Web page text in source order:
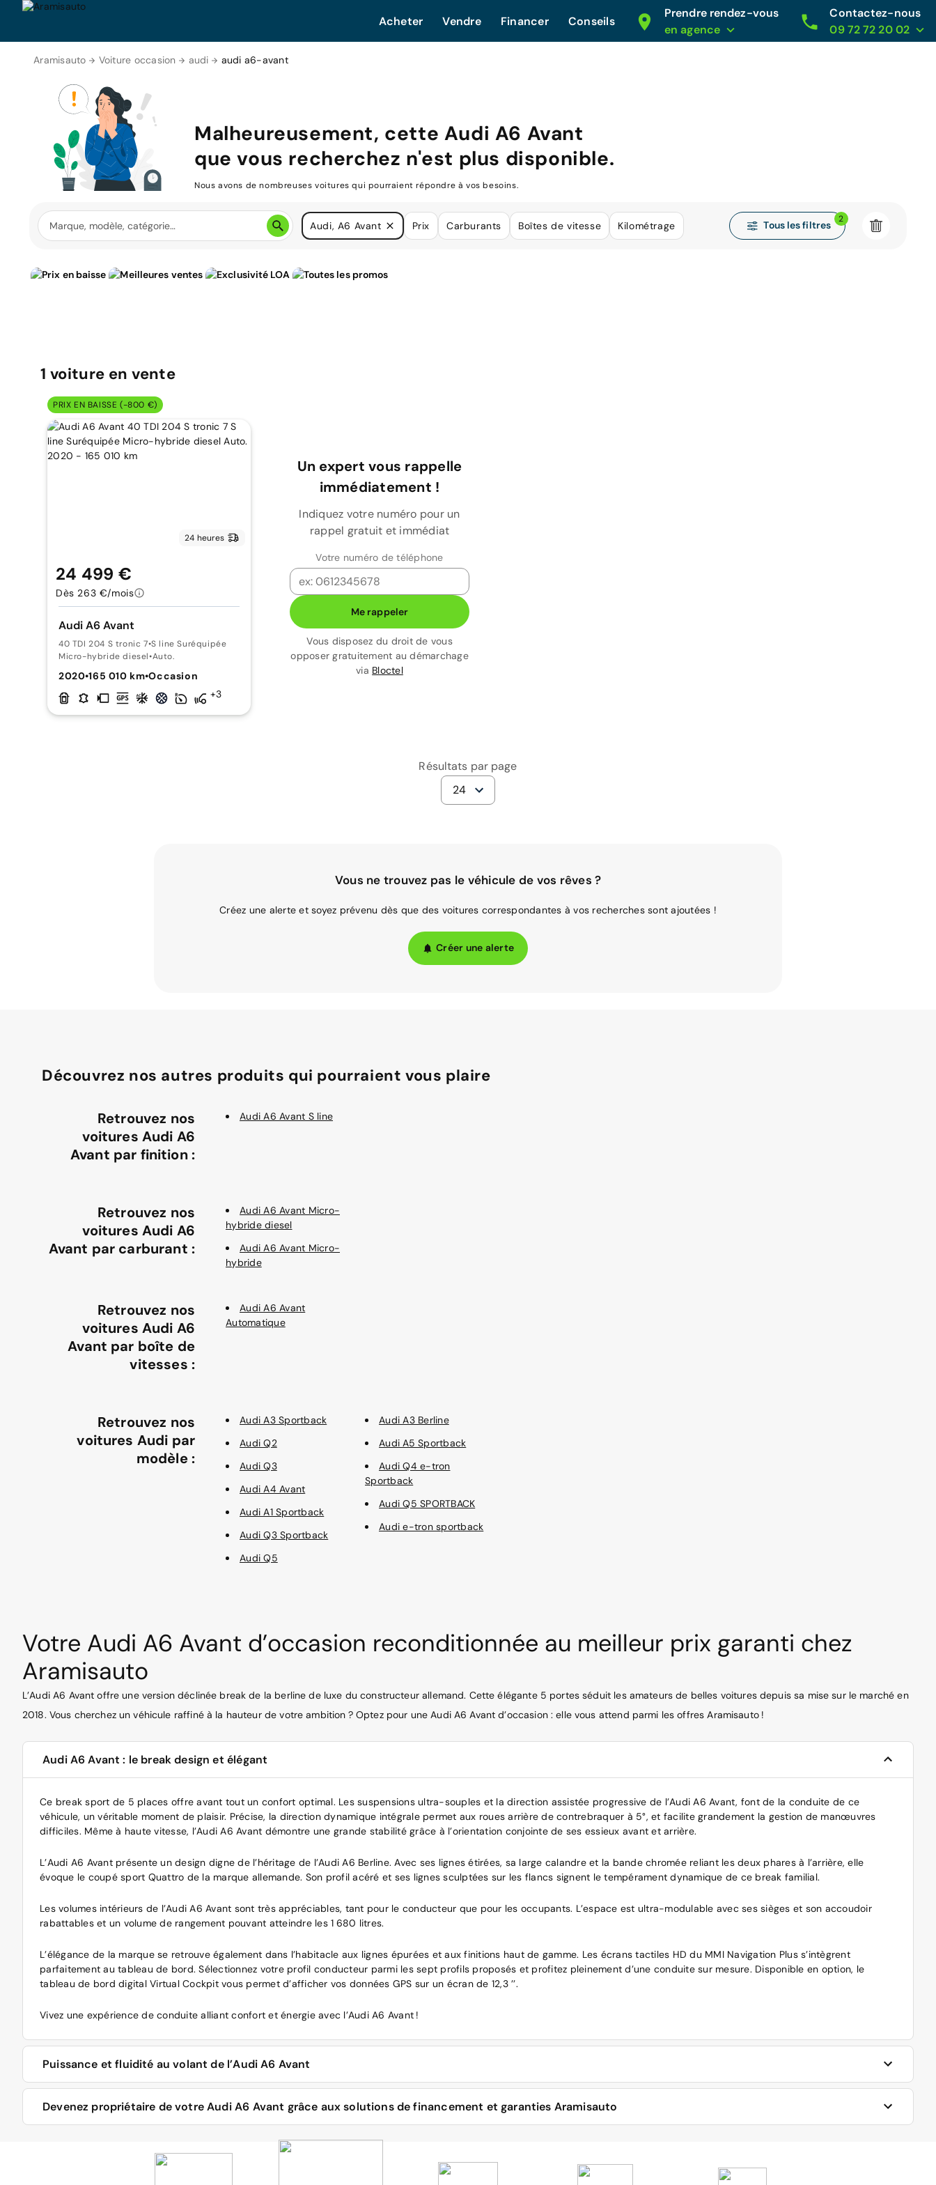
Acheter Vendre Financer Conseils
Prendre rendez-vous
en agence
Contactez-nous
09 72 72 20 02
Aramisauto Voiture occasion audi audi a6-avant
Malheureusement, cette Audi A6 Avant
que vous recherchez n'est plus disponible.
Nous avons de nombreuses voitures qui pourraient répondre à vos besoins.
Audi, A6 Avant Prix Carburants Boîtes de vitesse Kilométrage Tous les filtres
2
1 voiture en vente
PRIX EN BAISSE (-800 €)
24 heures
Audi A6 Avant
40 TDI 204 S tronic 7•S line Suréquipée
Micro-hybride diesel•Auto.
2020•165 010 km•Occasion
+3
24 499 €
Dès 263 €/mois
Un expert vous rappelle
immédiatement !
Indiquez votre numéro pour un
rappel gratuit et immédiat
Votre numéro de téléphone
Me rappeler
Vous disposez du droit de vous
opposer gratuitement au démarchage
via Bloctel
Résultats par page
24
Vous ne trouvez pas le véhicule de vos rêves ?
Créez une alerte et soyez prévenu dès que des voitures correspondantes à vos recherches sont ajoutées !
Créer une alerte
Découvrez nos autres produits qui pourraient vous plaire
Retrouvez nos
voitures Audi A6
Avant par finition :
Audi A6 Avant S line
Retrouvez nos
voitures Audi A6
Avant par carburant :
Audi A6 Avant Micro-
hybride diesel
Audi A6 Avant Micro-
hybride
Retrouvez nos
voitures Audi A6
Avant par boîte de
vitesses :
Audi A6 Avant
Automatique
Retrouvez nos
voitures Audi par
modèle :
Audi A3 Sportback
Audi Q2
Audi Q3
Audi A4 Avant
Audi A1 Sportback
Audi Q3 Sportback
Audi Q5
Audi A3 Berline
Audi A5 Sportback
Audi Q4 e-tron
Sportback
Audi Q5 SPORTBACK
Audi e-tron sportback
Votre Audi A6 Avant d’occasion reconditionnée au meilleur prix garanti chez
Aramisauto
L’Audi A6 Avant offre une version déclinée break de la berline de luxe du constructeur allemand. Cette élégante 5 portes séduit les amateurs de belles voitures depuis sa mise sur le marché en
2018. Vous cherchez un véhicule raffiné à la hauteur de votre ambition ? Optez pour une Audi A6 Avant d’occasion : elle vous attend parmi les offres Aramisauto !
Audi A6 Avant : le break design et élégant
Ce break sport de 5 places offre avant tout un confort optimal. Les suspensions ultra-souples et la direction assistée progressive de l’Audi A6 Avant, font de la conduite de ce
véhicule, un véritable moment de plaisir. Précise, la direction dynamique intégrale permet aux roues arrière de contrebraquer à 5°, et facilite grandement la gestion de manœuvres
difficiles. Même à haute vitesse, l’Audi A6 Avant démontre une grande stabilité grâce à l’orientation conjointe de ses essieux avant et arrière.
L’Audi A6 Avant présente un design digne de l’héritage de l’Audi A6 Berline. Avec ses lignes étirées, sa large calandre et la bande chromée reliant les deux phares à l’arrière, elle
évoque le coupé sport Quattro de la marque allemande. Son profil acéré et ses lignes sculptées sur les flancs signent le tempérament dynamique de ce break familial.
Les volumes intérieurs de l’Audi A6 Avant sont très appréciables, tant pour le conducteur que pour les occupants. L’espace est ultra-modulable avec ses sièges et son accoudoir
rabattables et un volume de rangement pouvant atteindre les 1 680 litres.
L’élégance de la marque se retrouve également dans l’habitacle aux lignes épurées et aux finitions haut de gamme. Les écrans tactiles HD du MMI Navigation Plus s’intègrent
parfaitement au tableau de bord. Sélectionnez votre profil conducteur parmi les sept profils proposés et profitez pleinement d’une conduite sur mesure. Disponible en option, le
tableau de bord digital Virtual Cockpit vous permet d’afficher vos données GPS sur un écran de 12,3 ’’.
Vivez une expérience de conduite alliant confort et énergie avec l’Audi A6 Avant !
Puissance et fluidité au volant de l’Audi A6 Avant
De l’Audi A6 Avant à la Tronic S-Line en passant par la Business Line, sélectionnez le modèle et la finition exacte en fonction de vos attentes et de vos besoins.
Un vaste choix en motorisation hybride, essence et diesel TDI s’offre à vous pour propulser les 4 roues motrices de ce break d’exception. Le moteur hybride TFSIe vous permet de
courts trajets silencieux et dénués d’émissions de CO2. Les moteurs essence 6 et 8 cylindres développent une puissance allant de 90 à 250 chevaux. Pour les moteurs diesel, les
1,9 TDI 90 chevaux, 2,5 TDI 115 chevaux et 2,5 TDI 140 chevaux sont à l’honneur.
Devenez propriétaire de votre Audi A6 Avant grâce aux solutions de financement et garanties Aramisauto
Chaque jour, les professionnels Aramisauto sélectionnent et présentent de nouvelles annonces de voitures d’occasion à vendre dans toute la France, via le site Internet.